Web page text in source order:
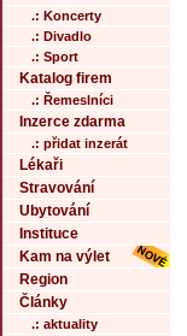
.: Koncerty
.: Divadlo
.: Sport
Katalog firem
.: Řemeslníci
Inzerce zdarma
.: přidat inzerát
Lékaři
Stravování
Ubytování
Instituce
Kam na výlet
Region
Články
.: aktuality